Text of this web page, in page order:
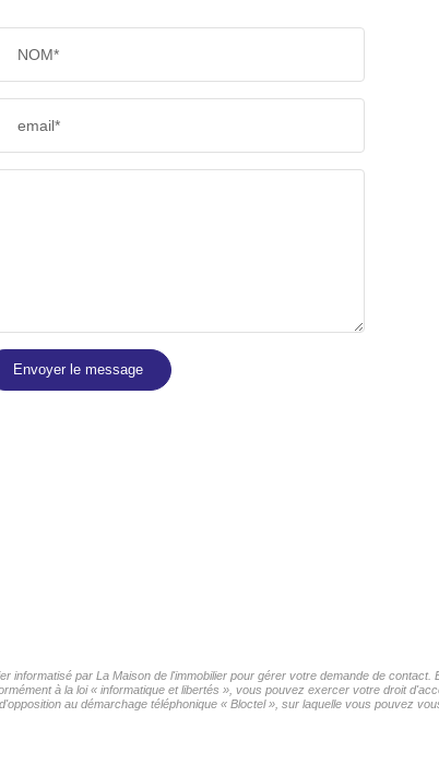
NOM*
email*
Envoyer le message
informatisé par La Maison de l'immobilier pour gérer votre demande de
à la loi « informatique et libertés », vous pouvez exercer votre droit
au démarchage téléphonique « Bloctel », sur laquelle vous pouvez